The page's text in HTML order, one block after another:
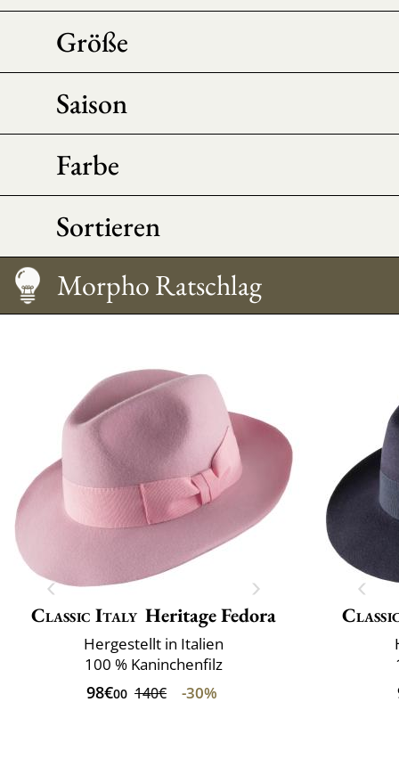
Größe
Saison
Farbe
Sortieren
Größentabelle
Pflege
Hut tragen
Morpho Ratschlag
Classic Italy Heritage Fedora
Hergestellt in Italien
100 % Kaninchenfilz
98€00 140€ -30%